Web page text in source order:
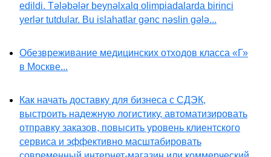
edildi. Tələbələr beynəlxalq olimpiadalarda birinci
yerlər tutdular. Bu islahatlar gənc nəslin gələ...
Обезвреживание медицинских отходов класса «Г»
в Москве...
Как начать доставку для бизнеса с СДЭК,
выстроить надежную логистику, автоматизировать
отправку заказов, повысить уровень клиентского
сервиса и эффективно масштабировать